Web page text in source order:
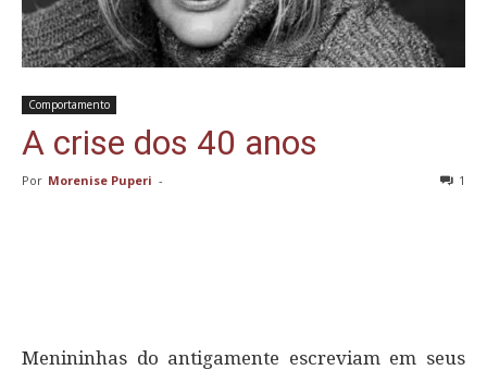
Comportamento
A crise dos 40 anos
Por Morenise Puperi - 1
Menininhas do antigamente escreviam em seus